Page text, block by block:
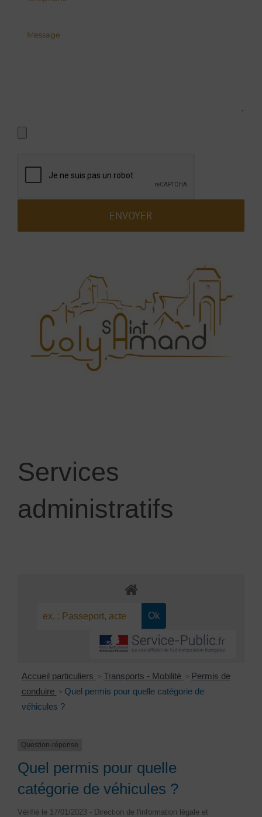
Services
administratifs
Accueil particuliers > Transports - Mobilité > Permis de
conduire > Quel permis pour quelle catégorie de
véhicules ?
Question-réponse
Quel permis pour quelle
catégorie de véhicules ?
Vérifié le 17/01/2023 - Direction de l'information légale et